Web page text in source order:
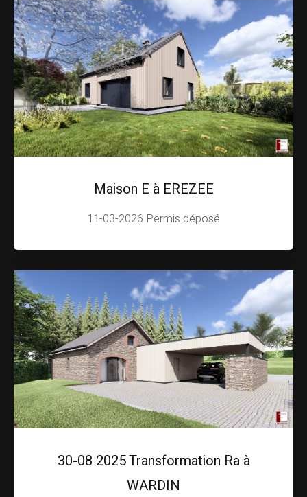
Maison E à EREZEE
11-03-2026 Permis déposé
30-08 2025 Transformation Ra à
WARDIN